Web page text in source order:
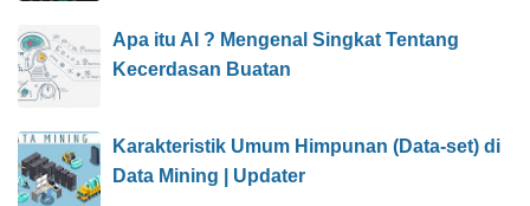
Apa itu AI ? Mengenal Singkat Tentang
Kecerdasan Buatan
Karakteristik Umum Himpunan (Data-set) di
Data Mining | Updater